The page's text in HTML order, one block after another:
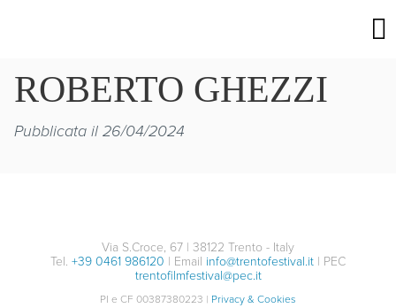
ROBERTO GHEZZI
Pubblicata il 26/04/2024
Via S.Croce, 67 | 38122 Trento - Italy
Tel. +39 0461 986120 | Email info@trentofestival.it | PEC
trentofilmfestival@pec.it
PI e CF 00387380223 | Privacy & Cookies